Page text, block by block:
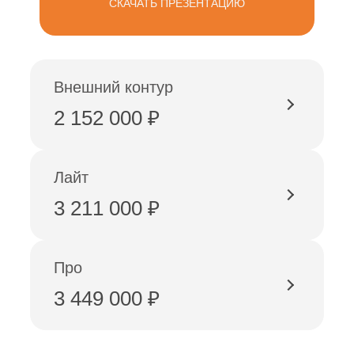
СКАЧАТЬ ПРЕЗЕНТАЦИЮ
Внешний контур
2 152 000 ₽
Лайт
3 211 000 ₽
Про
3 449 000 ₽